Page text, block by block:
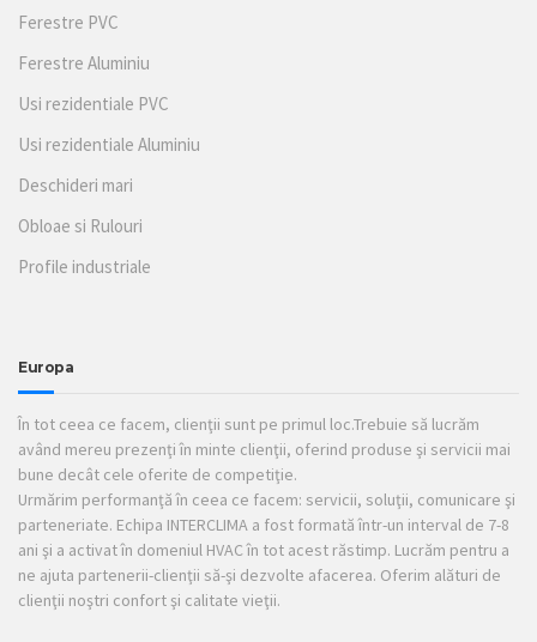
Ferestre PVC
Ferestre Aluminiu
Usi rezidentiale PVC
Usi rezidentiale Aluminiu
Deschideri mari
Obloae si Rulouri
Profile industriale
Europa
În tot ceea ce facem, clienţii sunt pe primul loc.Trebuie să lucrăm
având mereu prezenţi în minte clienţii, oferind produse şi servicii mai
bune decât cele oferite de competiţie.
Urmărim performanţă în ceea ce facem: servicii, soluţii, comunicare şi
parteneriate. Echipa INTERCLIMA a fost formată într-un interval de 7-8
ani şi a activat în domeniul HVAC în tot acest răstimp. Lucrăm pentru a
ne ajuta partenerii-clienţii să-şi dezvolte afacerea. Oferim alături de
clienţii noştri confort şi calitate vieţii.